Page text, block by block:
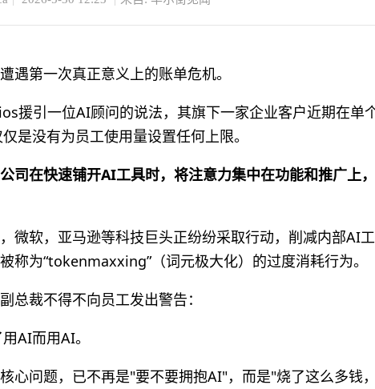
遇第一次真正意义上的账单危机。
援引一位AI顾问的说法，其旗下一家企业客户近期在单
是没有为员工使用量设置任何上限。
司在快速铺开AI工具时，将注意力集中在功能和推广上
微软，亚马逊等科技巨头正纷纷采取行动，削减内部AI
称为“tokenmaxxing”（词元极大化）的过度消耗行为。
总裁不得不向员工发出警告：
AI而用AI。
心问题，已不再是"要不要拥抱AI"，而是"烧了这么多钱